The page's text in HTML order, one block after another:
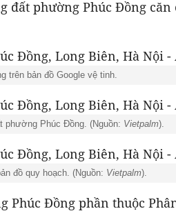
đất phường Phúc Đồng căn
trên bản đồ Google vệ tinh.
phường Phúc Đồng. (Nguồn: Vietpalm).
đồ quy hoạch. (Nguồn: Vietpalm).
Phúc Đồng phần thuộc